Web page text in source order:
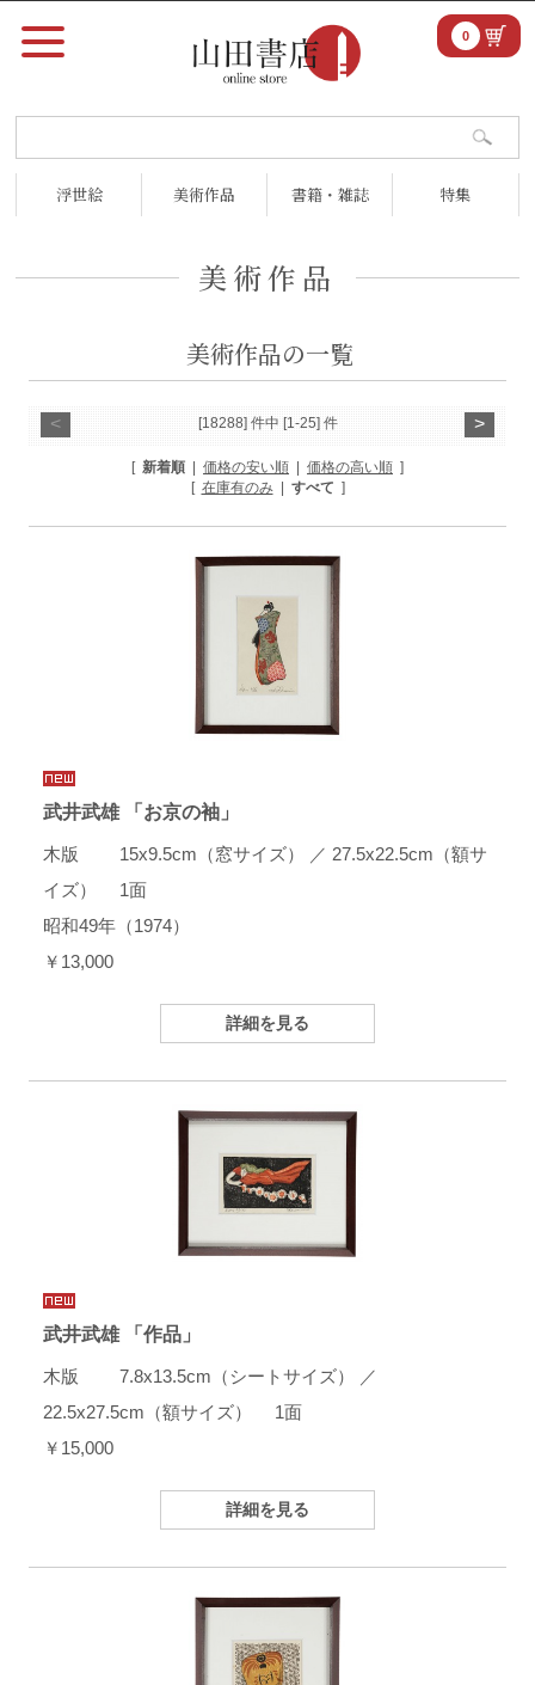
浮世絵 美術作品 書籍・雑誌 特集
0
美術作品
美術作品の一覧
[18288] 件中 [1-25] 件
< >
[ 新着順 価格の安い順 価格の高い順 ]
[ 在庫有のみ| すべて ]
武井武雄 「お京の袖」
木版 15x9.5cm（窓サイズ） ／ 27.5x22.5cm（額サ
イズ） 1面
昭和49年（1974）
￥13,000
詳細を見る
武井武雄 「作品」
木版 7.8x13.5cm（シートサイズ） ／
22.5x27.5cm（額サイズ） 1面
￥15,000
詳細を見る